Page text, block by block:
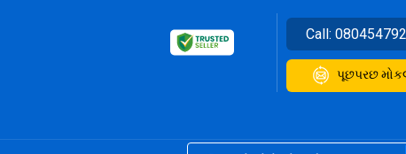
Call:
પૂછપરછ